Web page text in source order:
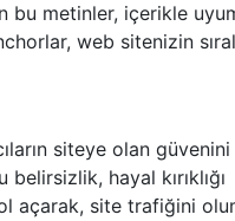
bu metinler, içerikle
web sitenizin
siteye olan güvenini
hayal kırıklığı
açarak, site trafiğini